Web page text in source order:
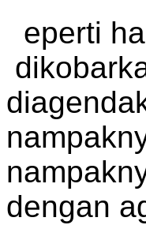
eperti
dengan